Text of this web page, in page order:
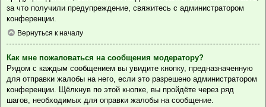
за что получили предупреждение, свяжитесь с администратором
конференции.
Вернуться к началу
Как мне пожаловаться на сообщения модератору?
Рядом с каждым сообщением вы увидите кнопку, предназначенную
для отправки жалобы на него, если это разрешено администратором
конференции. Щёлкнув по этой кнопке, вы пройдёте через ряд
шагов, необходимых для оправки жалобы на сообщение.